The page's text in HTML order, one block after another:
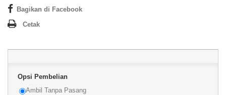
Bagikan di Facebook
Cetak
Opsi Pembelian
Ambil Tanpa Pasang